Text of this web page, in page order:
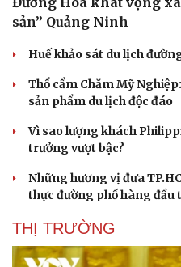
sản” Quảng Ninh
Huế khảo sát du lịch
Thổ cẩm Chăm Mỹ
sản phẩm du lịch độc đáo
Vì sao lượng khách
trưởng vượt bậc?
Những hương vị đưa
thực đường phố hàng đầu
THỊ TRƯỜNG